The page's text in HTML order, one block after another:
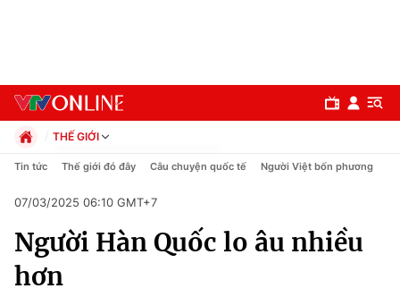
Chuyên mục
Chính trị
THẾ GIỚI
Chính trị
Pháp luật
Kinh tế
Thể thao
Truyền hình
Tin tức Thế giới đó đây Câu chuyện quốc tế Người Việt bốn phương
07/03/2025 06:10 GMT+7
Người Hàn Quốc lo âu nhiều
hơn